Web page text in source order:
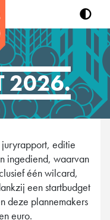
2026.
editie
ingediend, waarvan
één wilcard,
een startbudget
deze plannemakers
euro.